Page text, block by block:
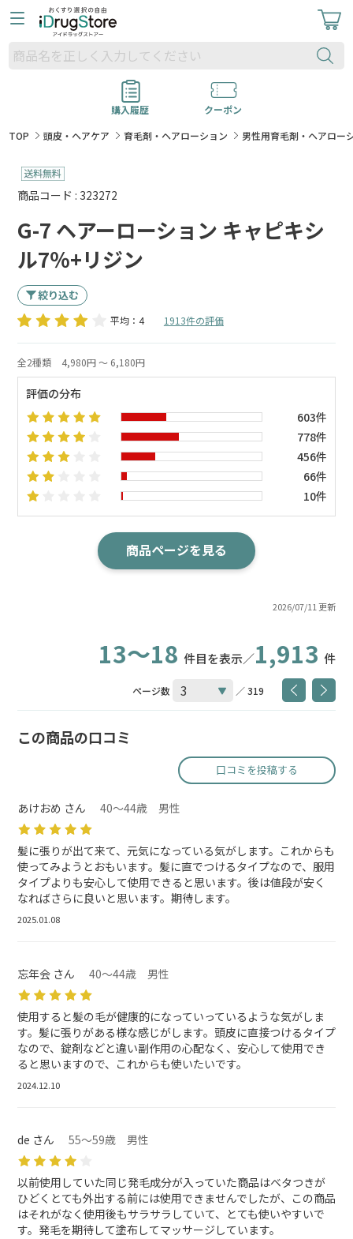
購入履歴
クーポン
TOP
頭皮・ヘアケア 育毛剤・ヘアローション 男性用育毛剤・ヘアロー
商品コード : 323272
G-7 ヘアーローション キャピキシ
ル7％+リジン
絞り込む
平均：4 1913件の評価
2026/07/11 更新
全2種類 4,980円 ～ 6,180円
評価の分布
603件
778件
456件
66件
10件
商品ページを見る
13～18 件目を表示／1,913 件
ページ数 ／ 319
この商品の口コミ
口コミを投稿する
あけおめ さん 40～44歳 男性
髪に張りが出て来て、元気になっている気がします。これからも
使ってみようとおもいます。髪に直でつけるタイプなので、服用
タイプよりも安心して使用できると思います。後は値段が安く
なればさらに良いと思います。期待します。
2025.01.08
忘年会 さん 40～44歳 男性
使用すると髪の毛が健康的になっていっているような気がしま
す。髪に張りがある様な感じがします。頭皮に直接つけるタイプ
なので、錠剤などと違い副作用の心配なく、安心して使用でき
ると思いますので、これからも使いたいです。
2024.12.10
de さん 55～59歳 男性
以前使用していた同じ発毛成分が入っていた商品はベタつきが
ひどくとても外出する前には使用できませんでしたが、この商品
はそれがなく使用後もサラサラしていて、とても使いやすいで
す。発毛を期待して塗布してマッサージしています。